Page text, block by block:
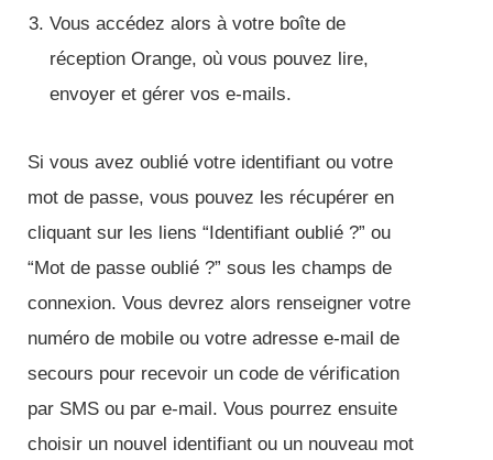
Vous accédez alors à votre boîte de
réception Orange, où vous pouvez lire,
envoyer et gérer vos e-mails.
Si vous avez oublié votre identifiant ou votre
mot de passe, vous pouvez les récupérer en
cliquant sur les liens “Identifiant oublié ?” ou
“Mot de passe oublié ?” sous les champs de
connexion. Vous devrez alors renseigner votre
numéro de mobile ou votre adresse e-mail de
secours pour recevoir un code de vérification
par SMS ou par e-mail. Vous pourrez ensuite
choisir un nouvel identifiant ou un nouveau mot